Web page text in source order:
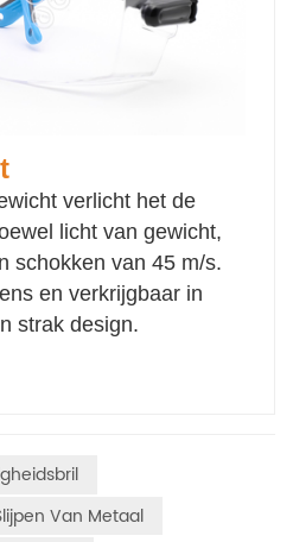
verlicht het de
licht van gewicht,
schokken van 45 m/s.
en verkrijgbaar in
strak design.
Van Metaal